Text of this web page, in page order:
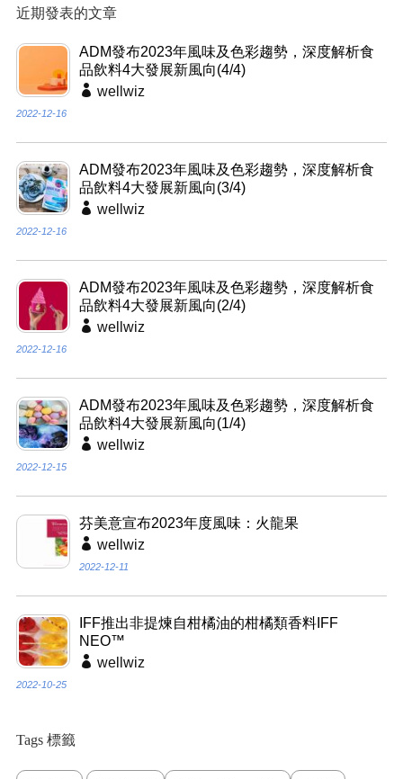
近期發表的文章
ADM發布2023年風味及色彩趨勢，深度解析食
品飲料4大發展新風向(4/4)
wellwiz
2022-12-16
ADM發布2023年風味及色彩趨勢，深度解析食
品飲料4大發展新風向(3/4)
wellwiz
2022-12-16
ADM發布2023年風味及色彩趨勢，深度解析食
品飲料4大發展新風向(2/4)
wellwiz
2022-12-16
ADM發布2023年風味及色彩趨勢，深度解析食
品飲料4大發展新風向(1/4)
wellwiz
2022-12-15
芬美意宣布2023年度風味：火龍果
wellwiz
2022-12-11
IFF推出非提煉自柑橘油的柑橘類香料IFF
NEO™
wellwiz
2022-10-25
Tags 標籤